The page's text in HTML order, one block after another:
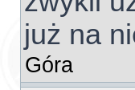
już na
Góra